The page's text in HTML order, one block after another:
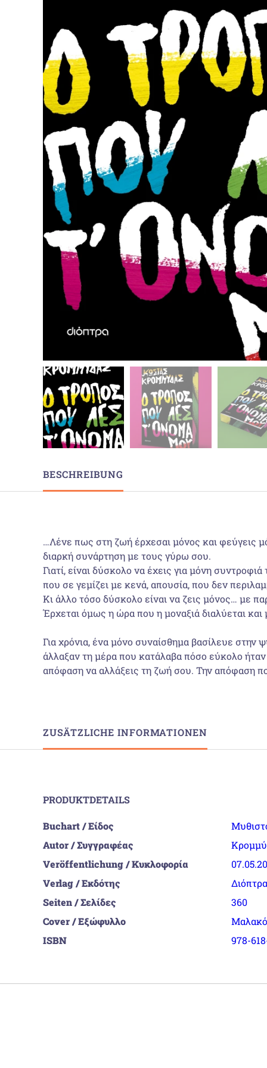
BESCHREIBUNG
…Λένε πως στη ζωή έρχεσαι μόνος και φεύγεις
διαρκή συνάρτηση με τους γύρω σου.
Γιατί, είναι δύσκολο να έχεις για μόνη
που σε γεμίζει με κενά, απουσία, που δεν
Κι άλλο τόσο δύσκολο είναι να ζεις μόνος… με
Έρχεται όμως η ώρα που η μοναξιά διαλύεται
Για χρόνια, ένα μόνο συναίσθημα βασίλευε
άλλαξαν τη μέρα που κατάλαβα πόσο εύκολο
απόφαση να αλλάξεις τη ζωή σου. Την απόφαση
ZUSÄTZLICHE INFORMATIONEN
PRODUKTDETAILS
Buchart / Είδος
Autor / Συγγραφέας
Veröffentlichung / Κυκλοφορία
Verlag / Εκδότης
Διόπτρα
Seiten / Σελίδες
360
Cover / Εξώφυλλο
ISBN
978-